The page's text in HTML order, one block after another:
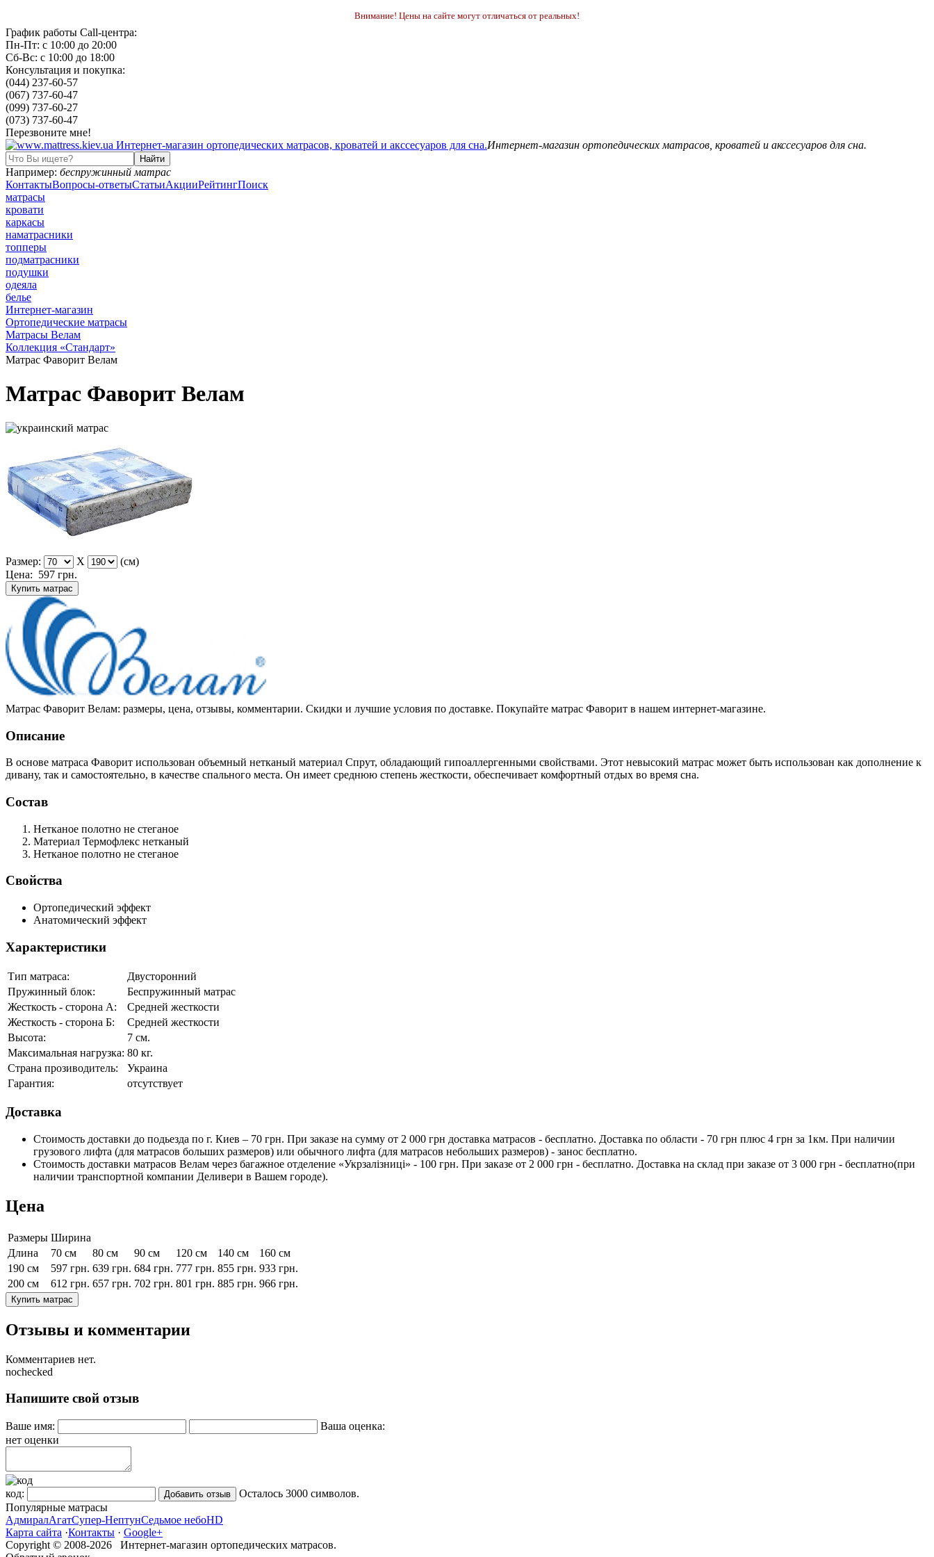
Внимание! Цены на сайте могут отличаться от реальных!
График работы Call-центра:
Пн-Пт: с 10:00 до 20:00
Сб-Вс: с 10:00 до 18:00
Консультация и покупка:
(044) 237-60-57
(067) 737-60-47
(099) 737-60-27
(073) 737-60-47
Перезвоните мне!
Интернет-магазин ортопедических матрасов, кроватей и акссесуаров для сна.
Например: беспружинный матрас
КонтактыВопросы-ответыСтатьиАкцииРейтингПоиск
матрасы
кровати
каркасы
наматрасники
топперы
подматрасники
подушки
одеяла
белье
Интернет-магазин
Ортопедические матрасы
Матрасы Велам
Коллекция «Стандарт»
Матрас Фаворит Велам
Матрас Фаворит Велам
Размер: X
(см)
Цена: 597 грн.
Купить матрас
Матрас Фаворит Велам: размеры, цена, отзывы, комментарии. Скидки и лучшие условия по доставке. Покупайте матрас Фаворит в нашем интернет-магазине.
Описание
В основе матраса Фаворит использован объемный нетканый материал Спрут, обладающий гипоаллергенными свойствами. Этот невысокий матрас может быть использован как дополнение к
дивану, так и самостоятельно, в качестве спального места. Он имеет среднюю степень жесткости, обеспечивает комфортный отдых во время сна.
Состав
Нетканое полотно не стеганое
Материал Термофлекс нетканый
Нетканое полотно не стеганое
Свойства
Ортопедический эффект
Анатомический эффект
Характеристики
Тип матраса:
Двусторонний
Пружинный блок:
Беспружинный матрас
Жесткость - сторона А:
Средней жесткости
Жесткость - сторона Б:
Средней жесткости
Высота:
7 см.
Максимальная нагрузка: 80 кг.
Страна прозиводитель:
Украина
Гарантия:
отсутствует
Доставка
Стоимость доставки до подьезда по г. Киев – 70 грн. При заказе на сумму от 2 000 грн доставка матрасов - бесплатно. Доставка по области - 70 грн плюс 4 грн за 1км. При наличии
грузового лифта (для матрасов больших размеров) или обычного лифта (для матрасов небольших размеров) - занос бесплатно.
Стоимость доставки матрасов Велам через багажное отделение «Укрзалізниці» - 100 грн. При заказе от 2 000 грн - бесплатно. Доставка на склад при заказе от 3 000 грн - бесплатно(при
наличии транспортной компании Деливери в Вашем городе).
Цена
Размеры Ширина
Длина
70 см 80 см 90 см 120 см 140 см
160 см
190 см
597 грн. 639 грн. 684 грн. 777 грн. 855 грн. 933 грн.
200 см
612 грн. 657 грн. 702 грн. 801 грн. 885 грн. 966 грн.
Купить матрас
Отзывы и комментарии
Комментариев нет.
nochecked
Напишите свой отзыв
Ваше имя:
Ваша оценка:
нет оценки
код: Осталось 3000 символов.
Популярные матрасы
АдмиралАгатСупер-НептунСедьмое небоHD
Карта сайта ·Контакты · Google+
Copyright © 2008-2026 Интернет-магазин ортопедических матрасов.